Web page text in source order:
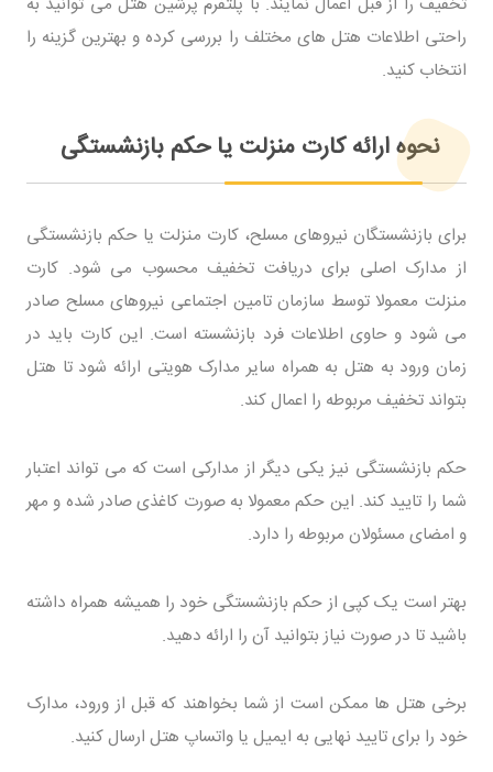
راحتی اطلاعات هتل های مختلف را بررسی کرده و بهترین گزینه را
انتخاب کنید.
نحوه ارائه کارت منزلت یا حکم بازنشستگی
برای بازنشستگان نیروهای مسلح، کارت منزلت یا حکم بازنشستگی
از مدارک اصلی برای دریافت تخفیف محسوب می شود. کارت
منزلت معمولا توسط سازمان تامین اجتماعی نیروهای مسلح صادر
می شود و حاوی اطلاعات فرد بازنشسته است. این کارت باید در
زمان ورود به هتل به همراه سایر مدارک هویتی ارائه شود تا هتل
بتواند تخفیف مربوطه را اعمال کند.
حکم بازنشستگی نیز یکی دیگر از مداركی است که می تواند اعتبار
شما را تایید کند. این حکم معمولا به صورت کاغذی صادر شده و مهر
و امضای مسئولان مربوطه را دارد.
بهتر است یک کپی از حکم بازنشستگی خود را همیشه همراه داشته
باشید تا در صورت نیاز بتوانید آن را ارائه دهید.
برخی هتل ها ممکن است از شما بخواهند که قبل از ورود، مدارک
خود را برای تایید نهایی به ایمیل یا واتساپ هتل ارسال کنید.